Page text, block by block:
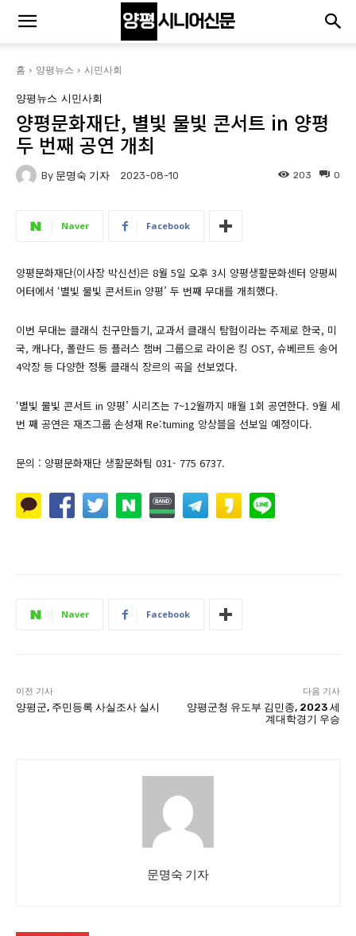
홈 양평뉴스 시민사회
양평뉴스 시민사회
양평문화재단, 별빛 물빛 콘서트 in 양평
두 번째 공연 개최
By 문명숙 기자 2023-08-10 0
203
Naver Facebook
양평문화재단(이사장 박신선)은 8월 5일 오후 3시 양평생활문화센터 양평씨
어터에서 ‘별빛 물빛 콘서트in 양평’ 두 번째 무대를 개최했다.
이번 무대는 클래식 친구만들기, 교과서 클래식 탐험이라는 주제로 한국, 미
국, 캐나다, 폴란드 등 플러스 챔버 그룹으로 라이온 킹 OST, 슈베르트 송어
4악장 등 다양한 정통 클래식 장르의 곡을 선보였다.
‘별빛 물빛 콘서트 in 양평’ 시리즈는 7~12월까지 매월 1회 공연한다. 9월 세
번 째 공연은 재즈그룹 손성재 Re:tuming 앙상블을 선보일 예정이다.
문의 : 양평문화재단 생활문화팀 031- 775 6737.
Naver Facebook
이전 기사
양평군, 주민등록 사실조사 실시
다음 기사
양평군청 유도부 김민종, 2023 세
계대학경기 우승
문명숙 기자